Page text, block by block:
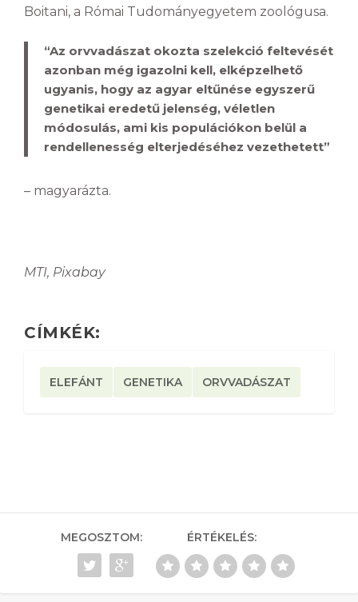
Boitani, a Római Tudományegyetem zoológusa.
“Az orvvadászat okozta szelekció feltevését
azonban még igazolni kell, elképzelhető
ugyanis, hogy az agyar eltűnése egyszerű
genetikai eredetű jelenség, véletlen
módosulás, ami kis populációkon belül a
rendellenesség elterjedéséhez vezethetett”
– magyarázta.
MTI, Pixabay
CÍMKÉK:
ELEFÁNT GENETIKA ORVVADÁSZAT
MEGOSZTOM: ÉRTÉKELÉS: